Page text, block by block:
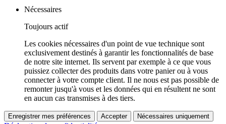
Nécessaires
Toujours actif
Les cookies nécessaires d'un point de vue technique sont
exclusivement destinés à garantir les fonctionnalités de base
de notre site internet. Ils servent par exemple à ce que vous
puissiez collecter des produits dans votre panier ou à vous
connecter à votre compte client. Il ne nous est pas possible de
remonter jusqu'à vous et les données qui en résultent ne sont
en aucun cas transmises à des tiers.
Enregistrer mes préférences Accepter Nécessaires uniquement